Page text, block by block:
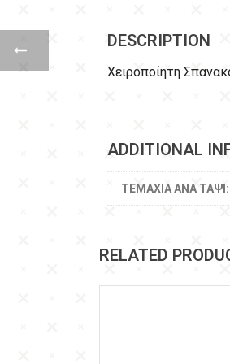
DESCRIPTION
Χειροποίητη
ADDITIONAL
ΤΕΜΆΧΙΑ ΑΝΆ ΤΑΨΊ:
RELATED